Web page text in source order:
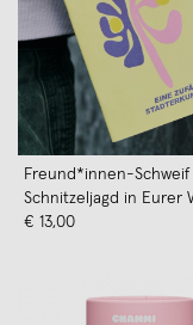
Freund*innen-Schweif
Schnitzeljagd in Eurer
Stadt von die
€ 13,00